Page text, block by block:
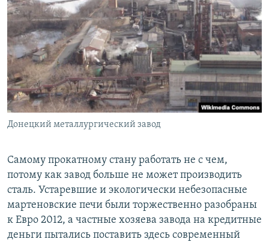
Донецкий металлургический завод
Самому прокатному стану работать не с чем,
потому как завод больше не может производить
сталь. Устаревшие и экологически небезопасные
мартеновские печи были торжественно разобраны
к Евро 2012, а частные хозяева завода на кредитные
деньги пытались поставить здесь современный